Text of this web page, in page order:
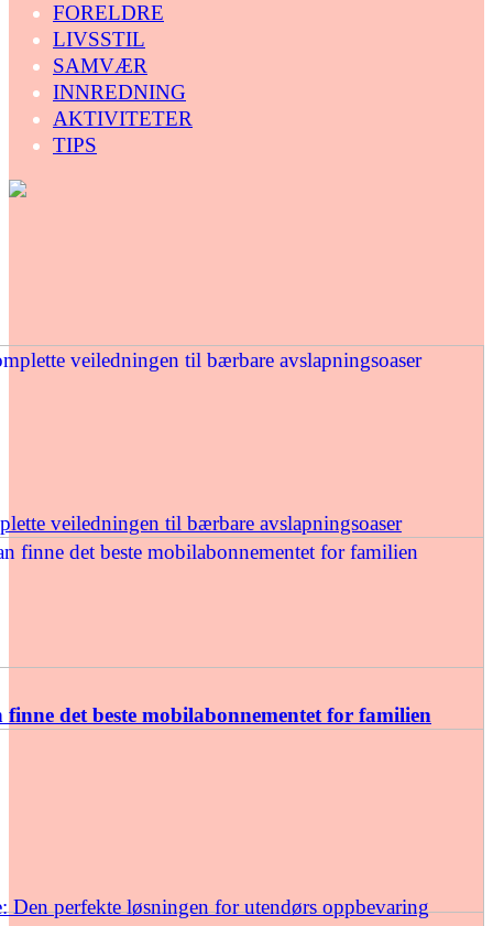
FORELDRE
LIVSSTIL
SAMVÆR
INNREDNING
AKTIVITETER
TIPS
veiledningen til bærbare avslapningsoaser
det beste mobilabonnementet for familien
Den perfekte løsningen for utendørs oppbevaring